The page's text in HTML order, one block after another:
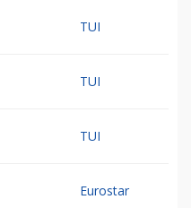
TUI
TUI
TUI
Eurostar